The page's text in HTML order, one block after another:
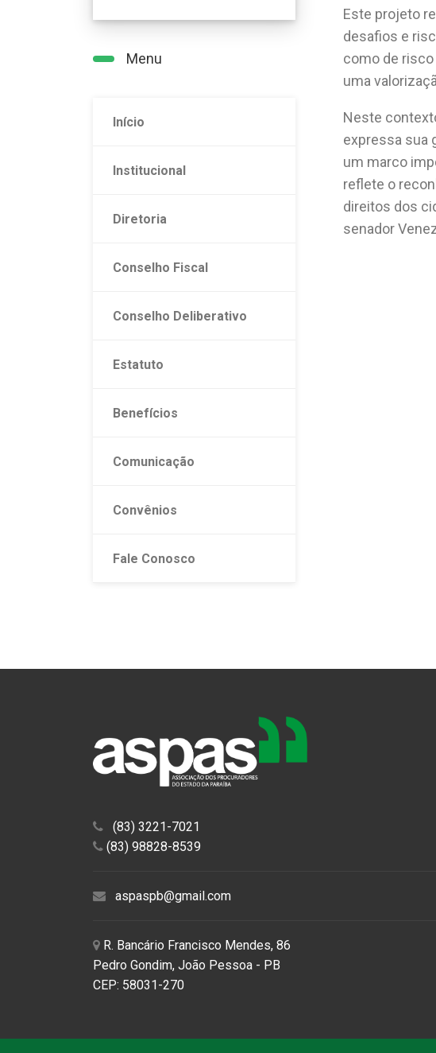
Este projeto
desafios e
como de
uma
Neste
expressa sua
um marco
reflete o
direitos dos
senador
Menu
Início
Institucional
Diretoria
Conselho Fiscal
Conselho Deliberativo
Estatuto
Benefícios
Comunicação
Convênios
Fale Conosco
(83) 3221-7021
(83) 98828-8539
aspaspb@gmail.com
R. Bancário Francisco Mendes, 86
Pedro Gondim, João Pessoa - PB
CEP: 58031-270